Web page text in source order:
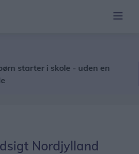
starter i skole - uden en
Nordjylland